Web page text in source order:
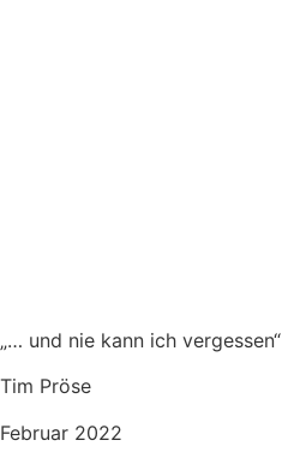
„… und nie kann ich vergessen“
Tim Pröse
Februar 2022